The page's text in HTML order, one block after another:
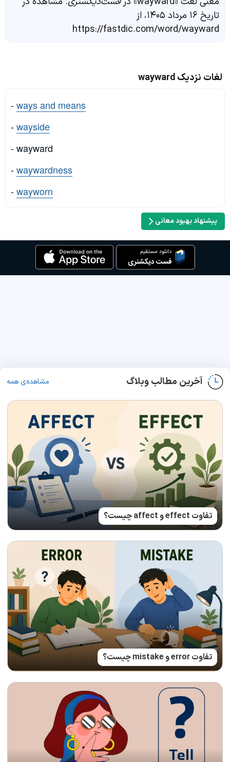
تاریخ ۱۶ مرداد ۱۴۰۵، از
https://fastdic.com/word/wayward
لغات نزدیک wayward
-ways and means
-wayside
- wayward
-waywardness
-wayworn
پیشنهاد بهبود معانی
آخرین مطالب وبلاگ مشاهده‌ی همه
تفاوت effect و affect چیست؟
تفاوت error و mistake چیست؟